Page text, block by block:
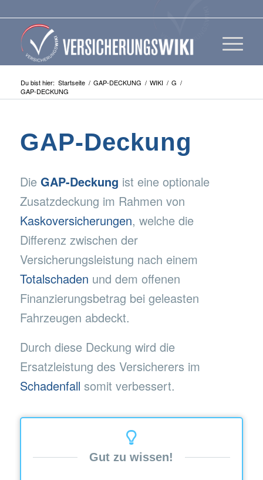
Du bist hier: Startseite / GAP-DECKUNG / WIKI / G /
GAP-DECKUNG
GAP-Deckung
Die GAP-Deckung ist eine optionale
Zusatzdeckung im Rahmen von
Kaskoversicherungen, welche die
Differenz zwischen der
Versicherungsleistung nach einem
Totalschaden und dem offenen
Finanzierungsbetrag bei geleasten
Fahrzeugen abdeckt.
Durch diese Deckung wird die
Ersatzleistung des Versicherers im
Schadenfall somit verbessert.
Gut zu wissen!